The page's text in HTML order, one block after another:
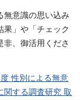
無意識の思い込み
果」や「チェック
非、御活用くださ
性別による無意
関する調査研究 取